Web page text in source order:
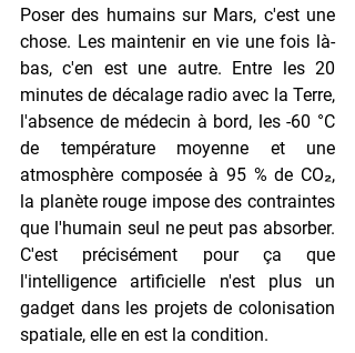
Poser des humains sur Mars, c'est une
chose. Les maintenir en vie une fois là-
bas, c'en est une autre. Entre les 20
minutes de décalage radio avec la Terre,
l'absence de médecin à bord, les -60 °C
de température moyenne et une
atmosphère composée à 95 % de CO₂,
la planète rouge impose des contraintes
que l'humain seul ne peut pas absorber.
C'est précisément pour ça que
l'intelligence artificielle n'est plus un
gadget dans les projets de colonisation
spatiale, elle en est la condition.